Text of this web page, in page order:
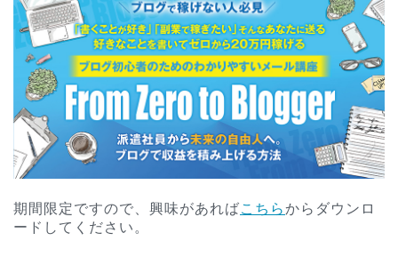
期間限定ですので、興味があればこちらからダウンロ
ードしてください。